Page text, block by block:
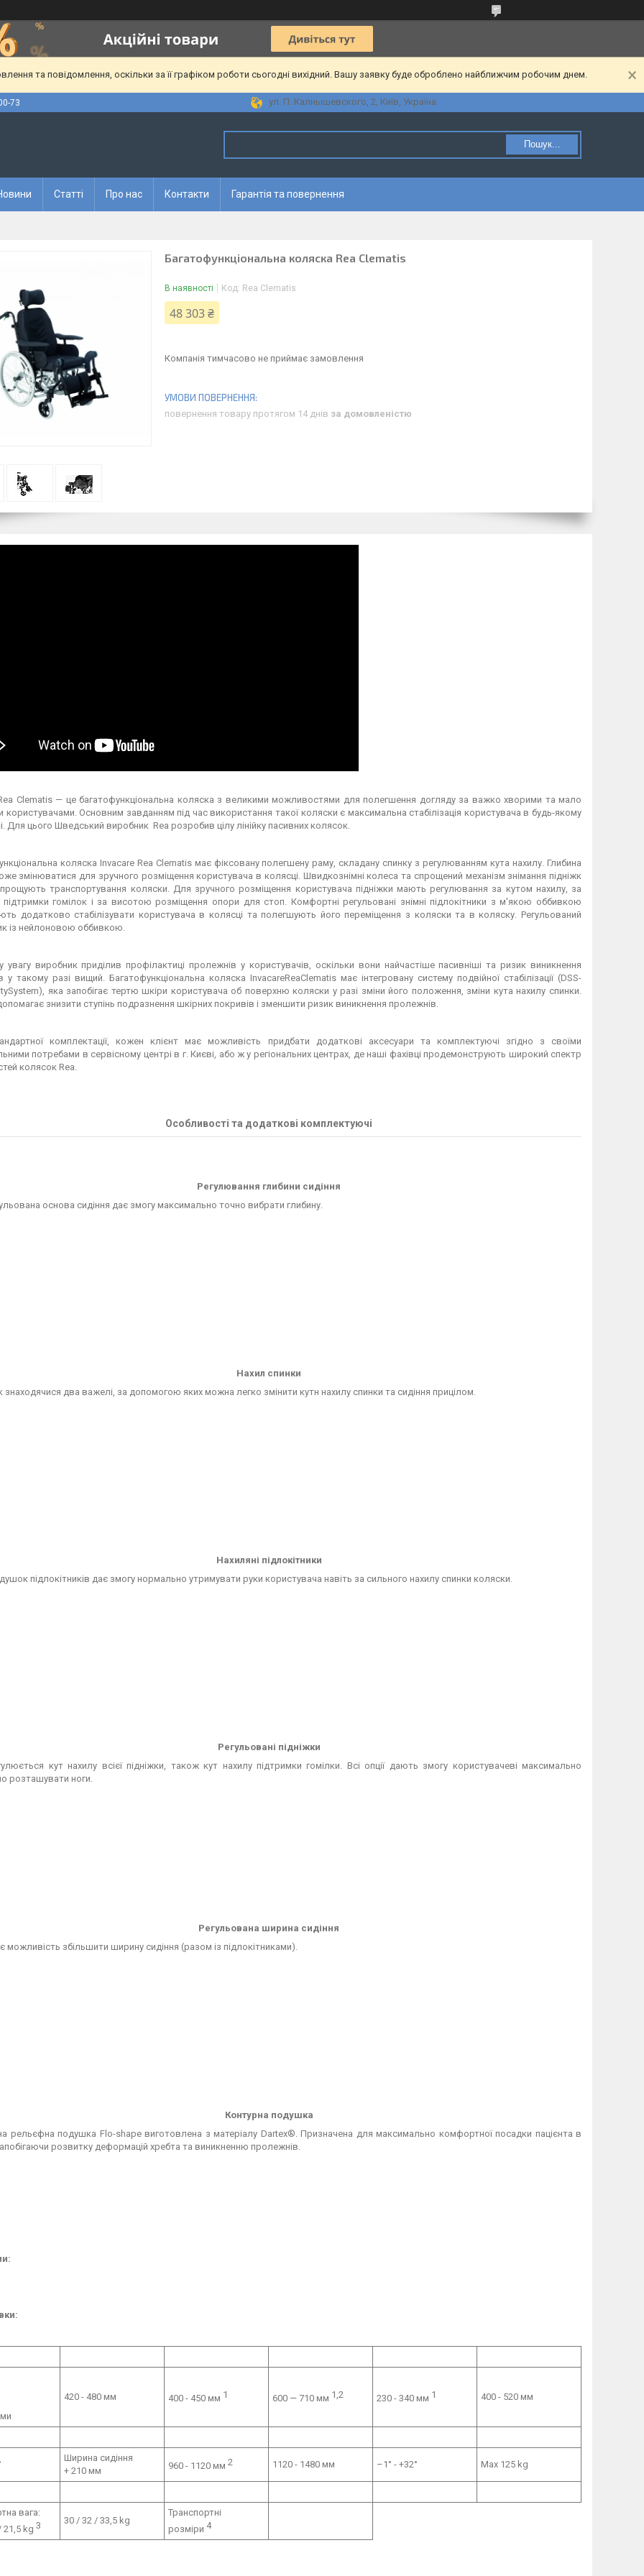
та повідомлення, оскільки за її графіком роботи сьогодні вихідний. Вашу заявку буде оброблено найближчим робочим днем.
73 ул. П. Калнышевского, 2, Київ, Україна
Пошук...
Статті Про нас Контакти Гарантія та повернення
Багатофункціональна коляска Rea Clematis
В наявності Код: Rea Clematis
48 303 ₴
Компанія тимчасово не приймає замовлення
повернення товару протягом 14 днів за домовленістю
Clematis — це багатофункціональна коляска з великими можливостями для полегшення догляду за важко хворими та мало
користувачами. Основним завданням під час використання такої коляски є максимальна стабілізація користувача в будь-якому
Для цього Шведський виробник Rea розробив цілу лінійку пасивних колясок.
коляска Invacare Rea Clematis має фіксовану полегшену раму, складану спинку з регулюванням кута нахилу. Глибина
змінюватися для зручного розміщення користувача в колясці. Швидкознімні колеса та спрощений механізм знімання підніжк
транспортування коляски. Для зручного розміщення користувача підніжки мають регулювання за кутом нахилу, за
гомілок і за висотою розміщення опори для стоп. Комфортні регульовані знімні підлокітники з м'якою оббивкою
додатково стабілізувати користувача в колясці та полегшують його переміщення з коляски та в коляску. Регульований
із нейлоновою оббивкою.
увагу виробник приділив профілактиці пролежнів у користувачів, оскільки вони найчастіше пасивніші та ризик виникнення
у такому разі вищий. Багатофункціональна коляска InvacareReaClematis має інтегровану систему подвійної стабілізації (DSS-
яка запобігає тертю шкіри користувача об поверхню коляски у разі зміни його положення, зміни кута нахилу спинки.
знизити ступінь подразнення шкірних покривів і зменшити ризик виникнення пролежнів.
комплектації, кожен клієнт має можливість придбати додаткові аксесуари та комплектуючі згідно з своїми
потребами в сервісному центрі в г. Києві, або ж у регіональних центрах, де наші фахівці продемонструють широкий спектр
колясок Rea.
Особливості та додаткові комплектуючі
Регулювання глибини сидіння
основа сидіння дає змогу максимально точно вибрати глибину.
Нахил спинки
знаходячися два важелі, за допомогою яких можна легко змінити кутн нахилу спинки та сидіння прицілом.
Нахиляні підлокітники
підлокітників дає змогу нормально утримувати руки користувача навіть за сильного нахилу спинки коляски.
Регульовані підніжки
кут нахилу всієї підніжки, також кут нахилу підтримки гомілки. Всі опції дають змогу користувачеві максимально
розташувати ноги.
Регульована ширина сидіння
можливість збільшити ширину сидіння (разом із підлокітниками).
Контурна подушка
рельєфна подушка Flo-shape виготовлена з матеріалу Dartex®. Призначена для максимально комфортної посадки пацієнта в
розвитку деформацій хребта та виникненню пролежнів.
420 - 480 мм 400 - 450 мм 1 600 — 710 мм 1,2 230 - 340 мм 1 400 - 520 мм
Ширина сидіння
+ 210 мм
960 - 1120 мм 2 1120 - 1480 мм –1° - +32° Max 125 kg
вага:
21,5 kg 3 30 / 32 / 33,5 kg
Транспортні
розміри 4